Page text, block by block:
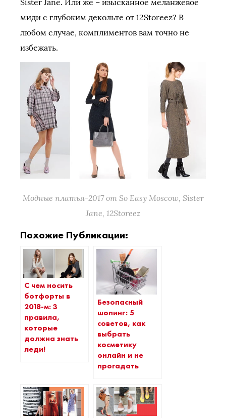
Sister Jane. Или же – изысканное меланжевое
миди с глубоким декольте от 12Storeez? В
любом случае, комплиментов вам точно не
избежать.
Модные платья-2017 от So Easy Moscow, Sister
Jane, 12Storeez
Похожие Публикации:
С чем носить
ботфорты в
2018-м: 3
правила,
которые
должна знать
леди!
Безопасный
шопинг: 5
советов, как
выбрать
косметику
онлайн и не
прогадать